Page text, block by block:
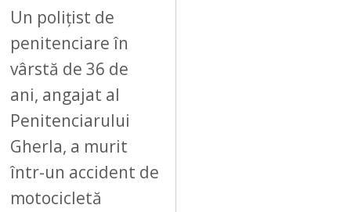
Un polițist de
penitenciare în
vârstă de 36 de
ani, angajat al
Penitenciarului
Gherla, a murit
într-un accident de
motocicletă